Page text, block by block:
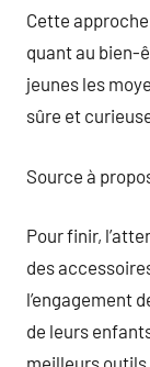
Cette
quant au bien-
jeunes les
sûre et
Source à
Pour finir,
des
l’engagement
de leurs
meilleurs